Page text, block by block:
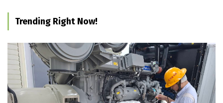
Trending Right Now!